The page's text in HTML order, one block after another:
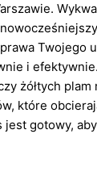
Twojego
i
żółtych
które
jest gotowy,